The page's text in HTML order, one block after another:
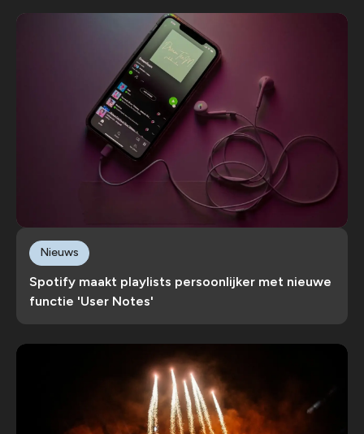
Spotify maakt playlists persoonlijker met nieuwe
functie 'User Notes'
Nieuws